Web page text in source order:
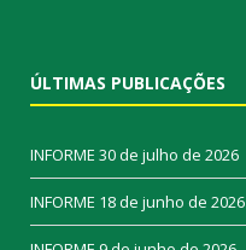
ÚLTIMAS PUBLICAÇÕES
INFORME 30 de julho de 2026
INFORME 18 de junho de 2026